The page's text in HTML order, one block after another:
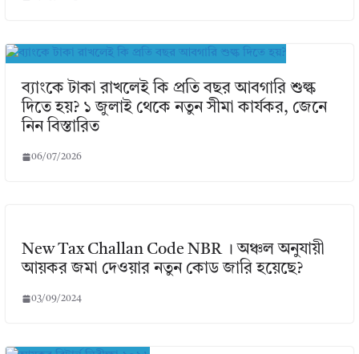
ব্যাংকে টাকা রাখলেই কি প্রতি বছর আবগারি শুল্ক
দিতে হয়? ১ জুলাই থেকে নতুন সীমা কার্যকর, জেনে
নিন বিস্তারিত
06/07/2026
New Tax Challan Code NBR । অঞ্চল অনুযায়ী
আয়কর জমা দেওয়ার নতুন কোড জারি হয়েছে?
03/09/2024